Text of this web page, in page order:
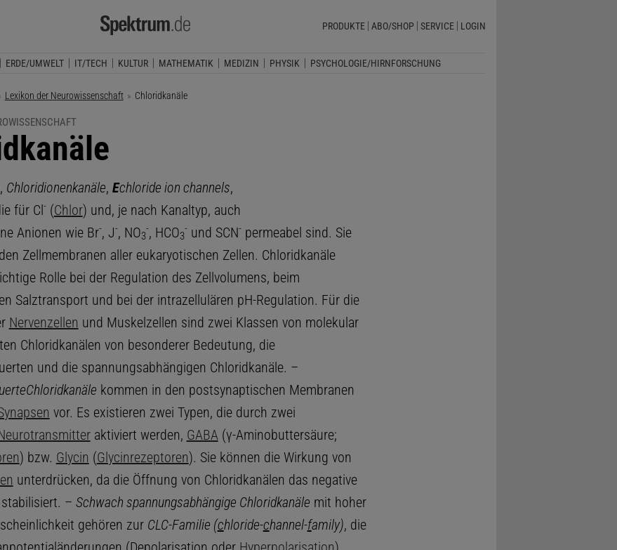
PRODUKTE ABO/SHOP SERVICE LOGIN
ERDE/UMWELT IT/TECH KULTUR MATHEMATIK MEDIZIN PHYSIK PSYCHOLOGIE/HIRNFORSCHUNG
Lexikon der Neurowissenschaft Aktuelle Seite:
Chloridkanäle
, Chloridionenkanäle, Echloride ion channels,
für Cl-(Chlor) und, je nach Kanaltyp, auch
Anionen wie Br-, J-, NO3
-, HCO3
-und SCN-permeabel sind. Sie
Zellmembranen aller eukaryotischen Zellen. Chloridkanäle
Rolle bei der Regulation des Zellvolumens, beim
Salztransport und bei der intrazellulären pH-Regulation. Für die
Nervenzellen und Muskelzellen sind zwei Klassen von molekular
Chloridkanälen von besonderer Bedeutung, die
und die spannungsabhängigen Chloridkanäle. –
Chloridkanäle kommen in den postsynaptischen Membranen
vor. Es existieren zwei Typen, die durch zwei
aktiviert werden, GABA (γ-Aminobuttersäure;
) bzw. Glycin (Glycinrezeptoren). Sie können die Wirkung von
unterdrücken, da die Öffnung von Chloridkanälen das negative
stabilisiert. – Schwach spannungsabhängige Chloridkanäle mit hoher
gehören zur CLC-Familie (chloride-channel-family), die